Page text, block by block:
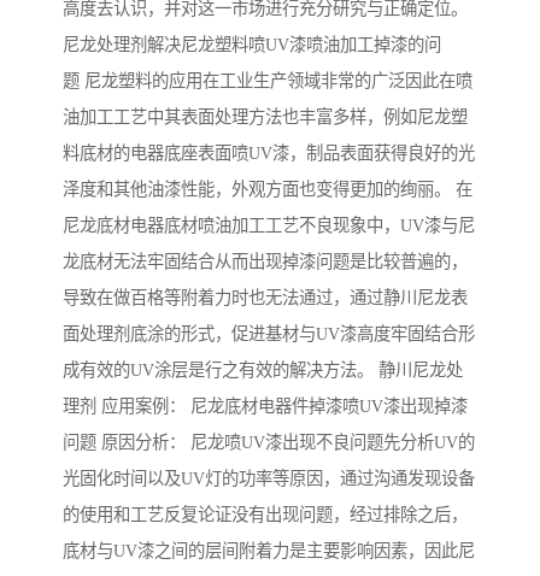
高度去认识，并对这一市场进行充分研究与正确定位。
尼龙处理剂解决尼龙塑料喷UV漆喷油加工掉漆的问
题 尼龙塑料的应用在工业生产领域非常的广泛因此在喷
油加工工艺中其表面处理方法也丰富多样，例如尼龙塑
料底材的电器底座表面喷UV漆，制品表面获得良好的光
泽度和其他油漆性能，外观方面也变得更加的绚丽。 在
尼龙底材电器底材喷油加工工艺不良现象中，UV漆与尼
龙底材无法牢固结合从而出现掉漆问题是比较普遍的，
导致在做百格等附着力时也无法通过，通过静川尼龙表
面处理剂底涂的形式，促进基材与UV漆高度牢固结合形
成有效的UV涂层是行之有效的解决方法。 静川尼龙处
理剂 应用案例： 尼龙底材电器件掉漆喷UV漆出现掉漆
问题 原因分析： 尼龙喷UV漆出现不良问题先分析UV的
光固化时间以及UV灯的功率等原因，通过沟通发现设备
的使用和工艺反复论证没有出现问题，经过排除之后，
底材与UV漆之间的层间附着力是主要影响因素，因此尼